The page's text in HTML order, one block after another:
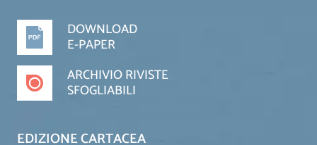
DOWNLOAD
E-PAPER
ARCHIVIO RIVISTE
SFOGLIABILI
EDIZIONE CARTACEA